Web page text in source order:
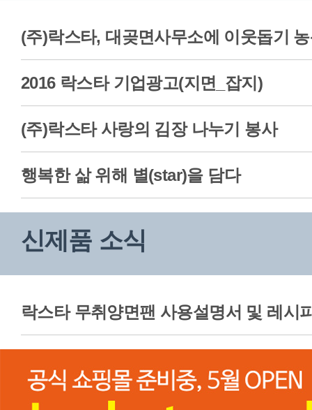
(주)락스타, 대곶면사무소에 이웃돕기
2016 락스타 기업광고(지면_잡지)
(주)락스타 사랑의 김장 나누기 봉사
행복한 삶 위해 별(star)을 담다
신제품 소식
락스타 무취양면팬 사용설명서 및 레시